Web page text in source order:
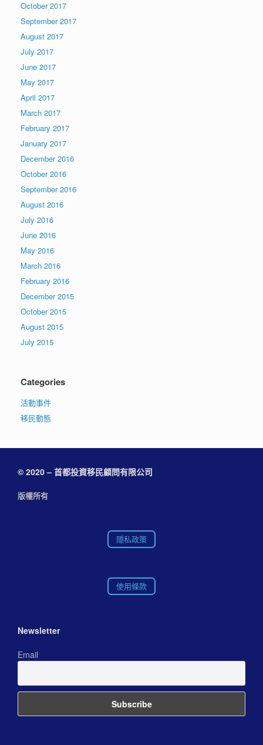
October 2017
September 2017
August 2017
July 2017
June 2017
May 2017
April 2017
March 2017
February 2017
January 2017
December 2016
October 2016
September 2016
August 2016
July 2016
June 2016
May 2016
March 2016
February 2016
December 2015
October 2015
August 2015
July 2015
Categories
活動事件
移民動態
© 2020 – 首都投資移民顧問有限公司
版權所有
隱私政策
使用條款
Newsletter
Email